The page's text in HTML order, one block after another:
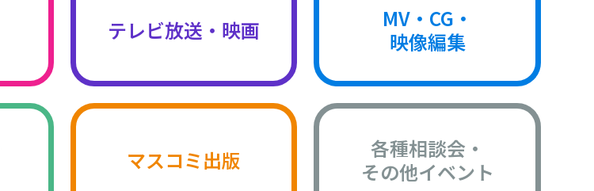
テレビ放送・映画
MV・CG・
映像編集
マスコミ出版
各種相談会・
その他イベント